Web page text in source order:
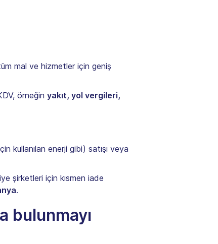
mal ve hizmetler için geniş
örneğin yakıt, yol vergileri,
kullanılan enerji gibi) satışı veya
şirketleri için kısmen iade
.
bulunmayı